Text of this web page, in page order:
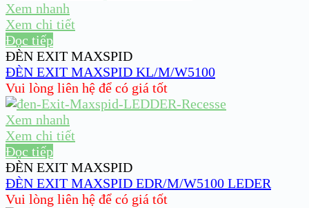
Xem nhanh
Xem chi tiết
Đọc tiếp
ĐÈN EXIT MAXSPID
ĐÈN EXIT MAXSPID KL/M/W5100
Vui lòng liên hệ để có giá tốt
Xem nhanh
Xem chi tiết
Đọc tiếp
ĐÈN EXIT MAXSPID
ĐÈN EXIT MAXSPID EDR/M/W5100 LEDER
Vui lòng liên hệ để có giá tốt